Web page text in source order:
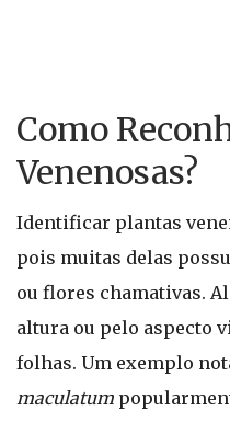
Como
Venenosas?
Identificar plantas
pois muitas delas
ou flores chamativas.
altura ou pelo aspecto
folhas. Um exemplo
maculatum